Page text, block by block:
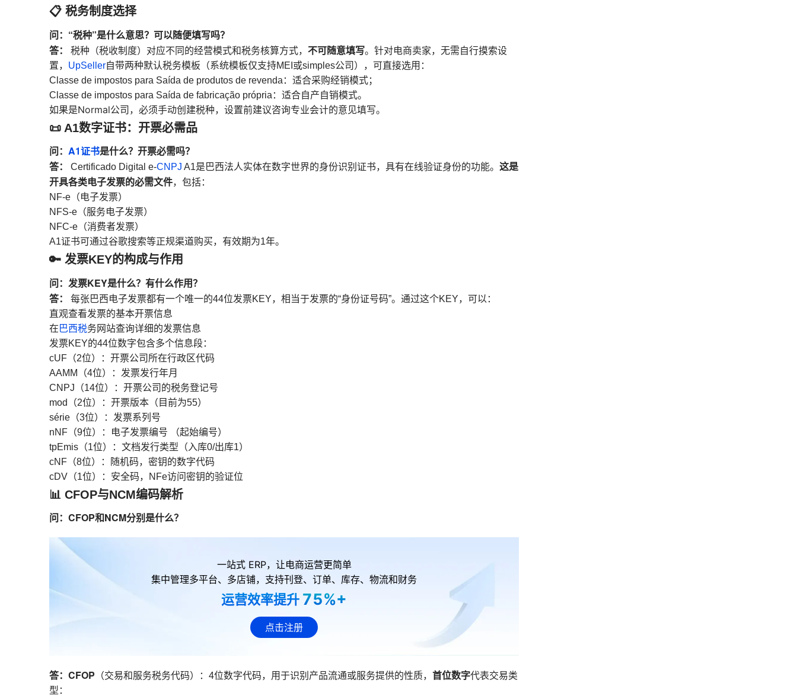
📋 税务制度选择
问：“税种”是什么意思？可以随便填写吗？
答：
税种（税收制度）对应不同的经营模式和税务核算方式， 不可随意填写。针对电商卖家，无需自行摸索设
置， UpSeller自带两种默认税务模板（系统模板仅支持MEI或simples公司），可直接选用：
Classe de impostos para Saída de produtos de revenda：适合采购经销模式；
Classe de impostos para Saída de fabricação própria：适合自产自销模式。
如果是Normal公司，必须手动创建税种，设置前建议咨询专业会计的意见填写。
📜 A1数字证书：开票必需品
问： A1证书是什么？开票必需吗？
答：
Certificado Digital e-CNPJ A1是巴西法人实体在数字世界的身份识别证书，具有在线验证身份的功能。 这是
开具各类电子发票的必需文件，包括：
NF-e（电子发票）
NFS-e（服务电子发票）
NFC-e（消费者发票）
A1证书可通过谷歌搜索等正规渠道购买，有效期为1年。
🔑 发票KEY的构成与作用
问：发票KEY是什么？有什么作用？
答：
每张巴西电子发票都有一个唯一的44位发票KEY，相当于发票的“身份证号码”。通过这个KEY，可以：
直观查看发票的基本开票信息
在 巴西税务网站查询详细的发票信息
发票KEY的44位数字包含多个信息段：
cUF（2位）：开票公司所在行政区代码
AAMM（4位）：发票发行年月
CNPJ（14位）：开票公司的税务登记号
mod（2位）：开票版本（目前为55）
série（3位）：发票系列号
nNF（9位）：电子发票编号 （起始编号）
tpEmis（1位）：文档发行类型（入库0/出库1）
cNF（8位）：随机码，密钥的数字代码
cDV（1位）：安全码，NFe访问密钥的验证位
📊 CFOP与NCM编码解析
问：CFOP和NCM分别是什么？
一站式 ERP，让电商运营更简单
集中管理多平台、多店铺，支持刊登、订单、库存、物流和财务
运营效率提升 75%+
点击注册
答： CFOP （交易和服务税务代码）：4位数字代码，用于识别产品流通或服务提供的性质， 首位数字代表交易类
型：